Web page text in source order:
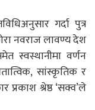
गर्दा पुत्र
नवराज लावण्य देश
स्वस्थानीमा वर्णन
सांस्कृतिक र
प्रकाश श्रेष्ठ ‘सक्व’ले